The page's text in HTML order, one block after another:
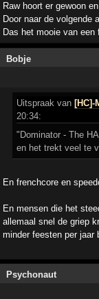
Raw hoort er gewoon
Door naar de volgende
Das het mooie van
Bobje
Uitspraak van [HC]-
20:34:
"Dominator - The
en het trekt veel te
En frenchcore en
En mensen die het
allemaal snel de griep
minder feesten per jaar
Psychonaut